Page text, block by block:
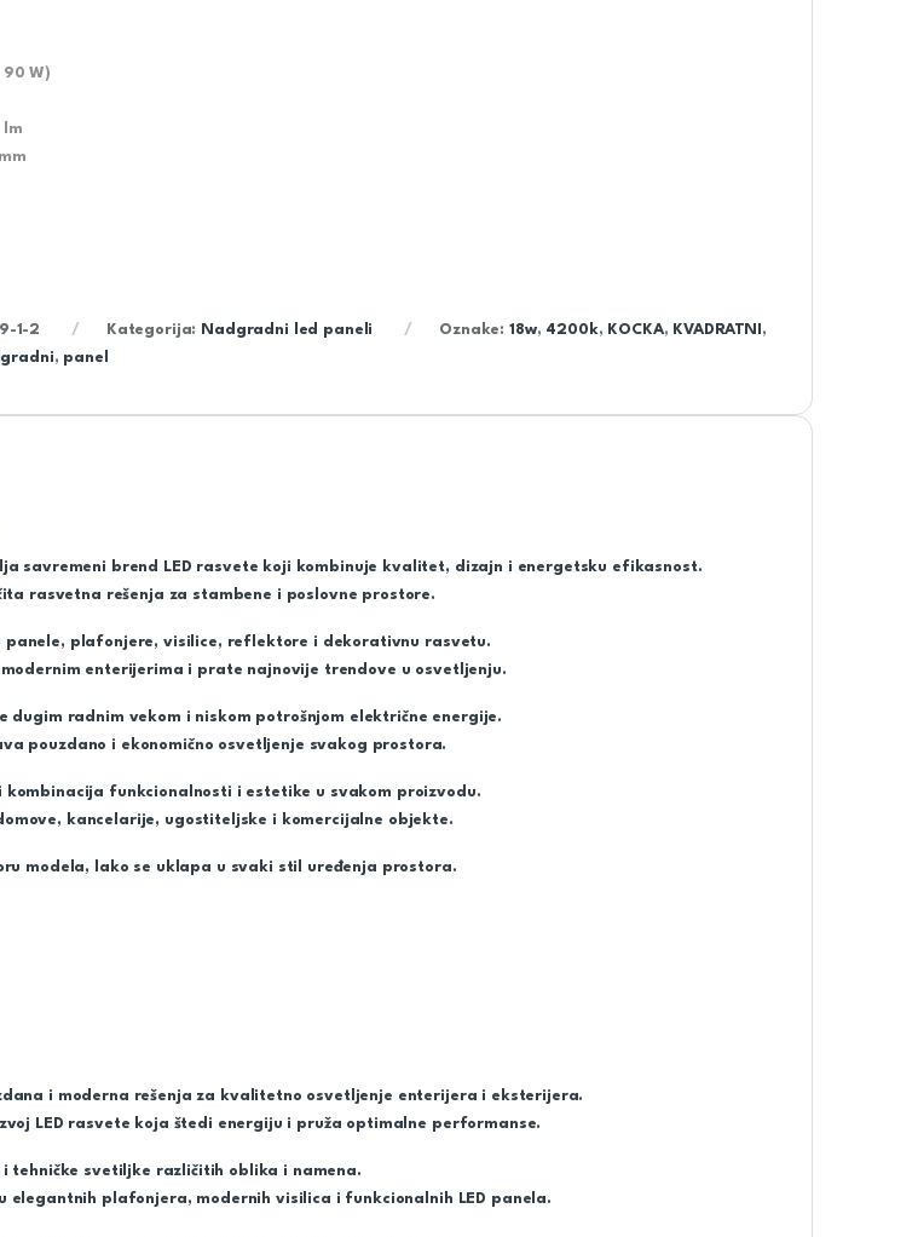
90 W)
lm
1-2 Kategorija: Nadgradni led paneli Oznake: 18w, 4200k, KOCKA, KVADRATNI ,
, panel
savremeni brend LED rasvete koji kombinuje kvalitet, dizajn i energetsku efikasnost.
rasvetna rešenja za stambene i poslovne prostore.
panele, plafonjere, visilice, reflektore i dekorativnu rasvetu.
enterijerima i prate najnovije trendove u osvetljenju.
dugim radnim vekom i niskom potrošnjom električne energije.
pouzdano i ekonomično osvetljenje svakog prostora.
kombinacija funkcionalnosti i estetike u svakom proizvodu.
kancelarije, ugostiteljske i komercijalne objekte.
modela, lako se uklapa u svaki stil uređenja prostora.
i moderna rešenja za kvalitetno osvetljenje enterijera i eksterijera.
LED rasvete koja štedi energiju i pruža optimalne performanse.
tehničke svetiljke različitih oblika i namena.
elegantnih plafonjera, modernih visilica i funkcionalnih LED panela.